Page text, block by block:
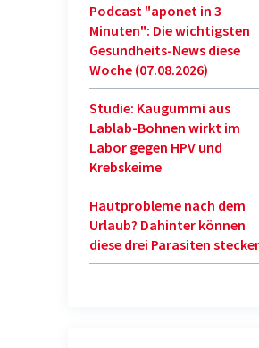
Podcast "aponet in 3
Minuten": Die wichtigsten
Gesundheits-News diese
Woche (07.08.2026)
Studie: Kaugummi aus
Lablab-Bohnen wirkt im
Labor gegen HPV und
Krebskeime
Hautprobleme nach dem
Urlaub? Dahinter können
diese drei Parasiten